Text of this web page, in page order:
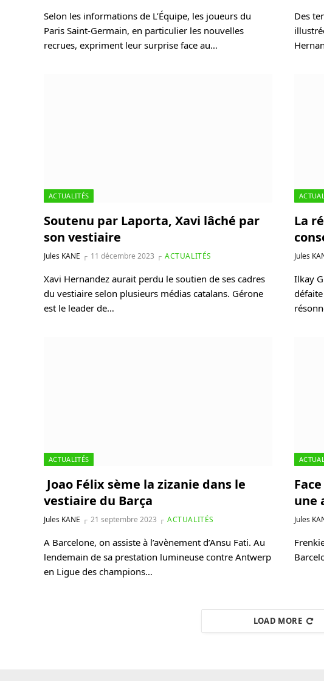
Selon les informations de L’Équipe, les joueurs du
Paris Saint-Germain, en particulier les nouvelles
recrues, expriment leur surprise face au…
Des
ACTUALITÉS
Soutenu par Laporta, Xavi lâché par
son vestiaire
Jules KANE 11 décembre 2023 ACTUALITÉS
Xavi Hernandez aurait perdu le soutien de ses cadres
du vestiaire selon plusieurs médias catalans. Gérone
est le leader de…
La
Jules
Ilkay
ACTUALITÉS
Joao Félix sème la zizanie dans le
vestiaire du Barça
Jules KANE 21 septembre 2023 ACTUALITÉS
A Barcelone, on assiste à l’avènement d’Ansu Fati. Au
lendemain de sa prestation lumineuse contre Antwerp
en Ligue des champions…
une
Jules
LOAD MORE